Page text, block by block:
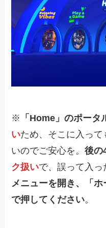
※ 「Home」のポータ
いため、そこに入っ
いのでご安心を。後の
ク扱いで、誤って入っ
メニューを開き、「
で押してください。